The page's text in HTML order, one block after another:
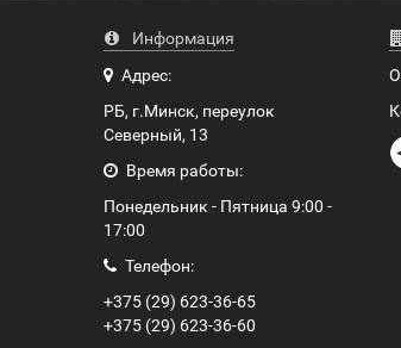
Информация
Адрес:
РБ, г.Минск, переулок
Северный, 13
Время работы:
Понедельник - Пятница 9:00 -
17:00
Телефон:
+375 (29) 623-36-65
+375 (29) 623-36-60